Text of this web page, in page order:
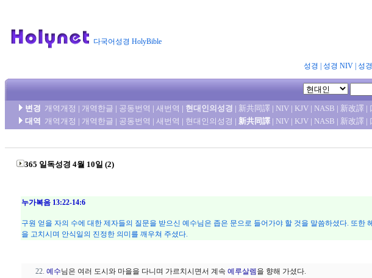
다국어성경 HolyBible
성경 성경 NIV| 성
변경 개역개정 | 개역한글 | 공동번역 | 새번역 | 현대인의성경 | 新共同譯 | NIV | KJV | NASB | 新改譯 |
대역
개역개정 | 개역한글 | 공동번역 | 새번역 | 현대인의성경 | 新共同譯 | NIV | KJV | NASB | 新改譯 |
365 일독성경 4월 10일 (2)
누가복음 13:22-14:6
구원 얻을 자의 수에 대한 제자들의 질문을 받으신 예수님은 좁은 문으로 들어가야 할 것을 말씀하셨다. 또
을 고치시며 안식일의 진정한 의미를 깨우쳐 주셨다.
예수님은 여러 도시와 마을을 다니며 가르치시면서 계속 예루살렘을 향해 가셨다.